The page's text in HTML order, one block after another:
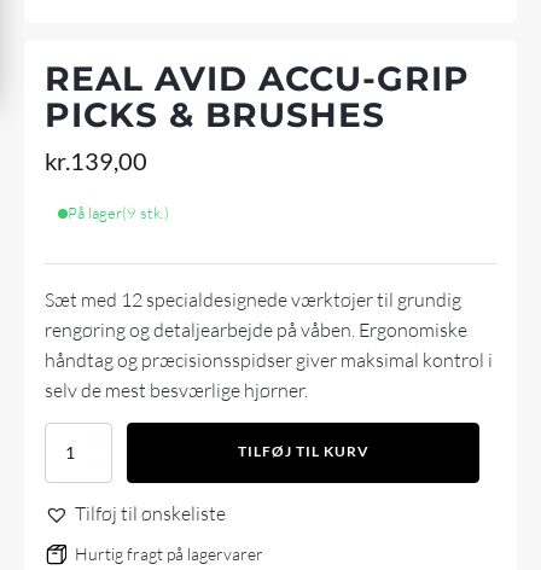
REAL AVID ACCU-GRIP
PICKS & BRUSHES
kr.139,00
På lager(9 stk.)
Sæt med 12 specialdesignede værktøjer til grundig
rengøring og detaljearbejde påvåben. Ergonomiske
håndtag og præcisionsspidser giver maksimal kontrol i
selv de mest besværlige hjørner.
Real
Accu-
Grip
&
TILFØJ TIL KURV
Tilføj til ønskeliste
Hurtig fragt på lagervarer